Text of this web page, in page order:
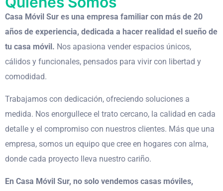
Casa Móvil Sur es una empresa familiar con más de 20
años de experiencia, dedicada a hacer realidad el sueño de
tu casa móvil. Nos apasiona vender espacios únicos,
cálidos y funcionales, pensados para vivir con libertad y
comodidad.
Trabajamos con dedicación, ofreciendo soluciones a
medida. Nos enorgullece el trato cercano, la calidad en cada
detalle y el compromiso con nuestros clientes. Más que una
empresa, somos un equipo que cree en hogares con alma,
donde cada proyecto lleva nuestro cariño.
En Casa Móvil Sur, no solo vendemos casas móviles,